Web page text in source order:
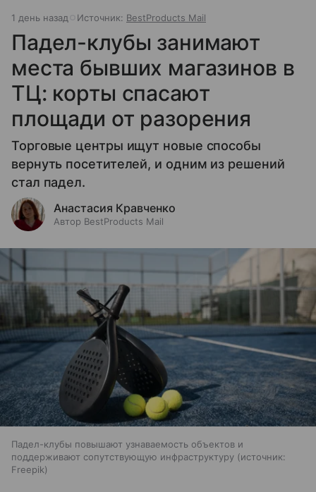
1 день назад Источник: BestProducts Mail
Падел-клубы занимают
места бывших магазинов в
ТЦ: корты спасают
площади от разорения
Торговые центры ищут новые способы
вернуть посетителей, и одним из решений
стал падел.
Анастасия Кравченко
Автор BestProducts Mail
Падел-клубы повышают узнаваемость объектов и
поддерживают сопутствующую инфраструктуру
источник:
Freepik